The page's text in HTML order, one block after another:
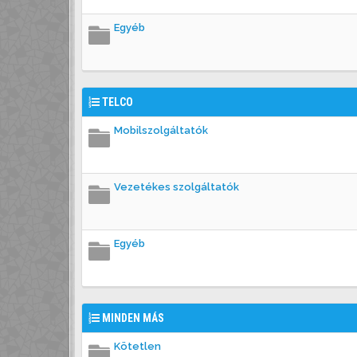
Egyéb
TELCO
Mobilszolgáltatók
Vezetékes szolgáltatók
Egyéb
MINDEN MÁS
Kötetlen